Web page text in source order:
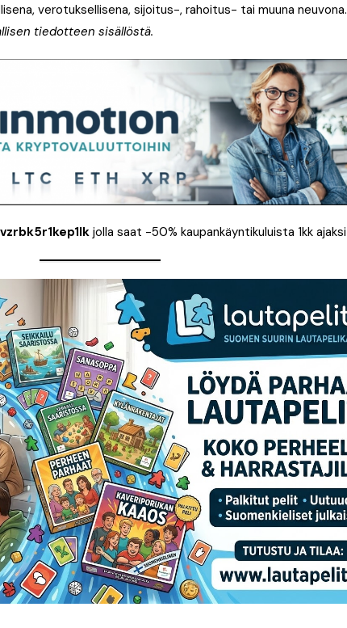
verotuksellisena, sijoitus-, rahoitus- tai muuna neuvona.
tiedotteen sisällöstä.
jolla saat -50% kaupankäyntikuluista 1kk ajaksi